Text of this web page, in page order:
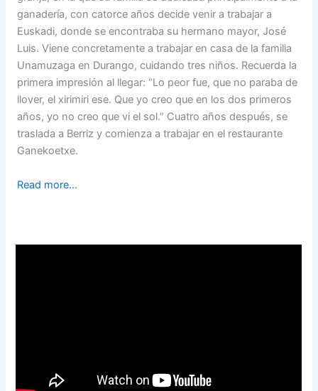
ganadería, con catorce años decide venir a trabajar a
Euskadi, donde se encontraba su hermano mayor, José
Luis. Viene concretamente a trabajar en casa de la familia
Unamuzaga en Durango, cuidando tres niños. Recuerda la
primera impresión al llegar: “Lo peor fue, que no paraba de
llover, el xirimiri ese. Que yo creo que en los dos primeros
años, yo no creo que vi el sol.” Cuatro años después, se
traslada a Berriz y comienza a trabajar en el restaurante
Ganekoetxe.
Read more...